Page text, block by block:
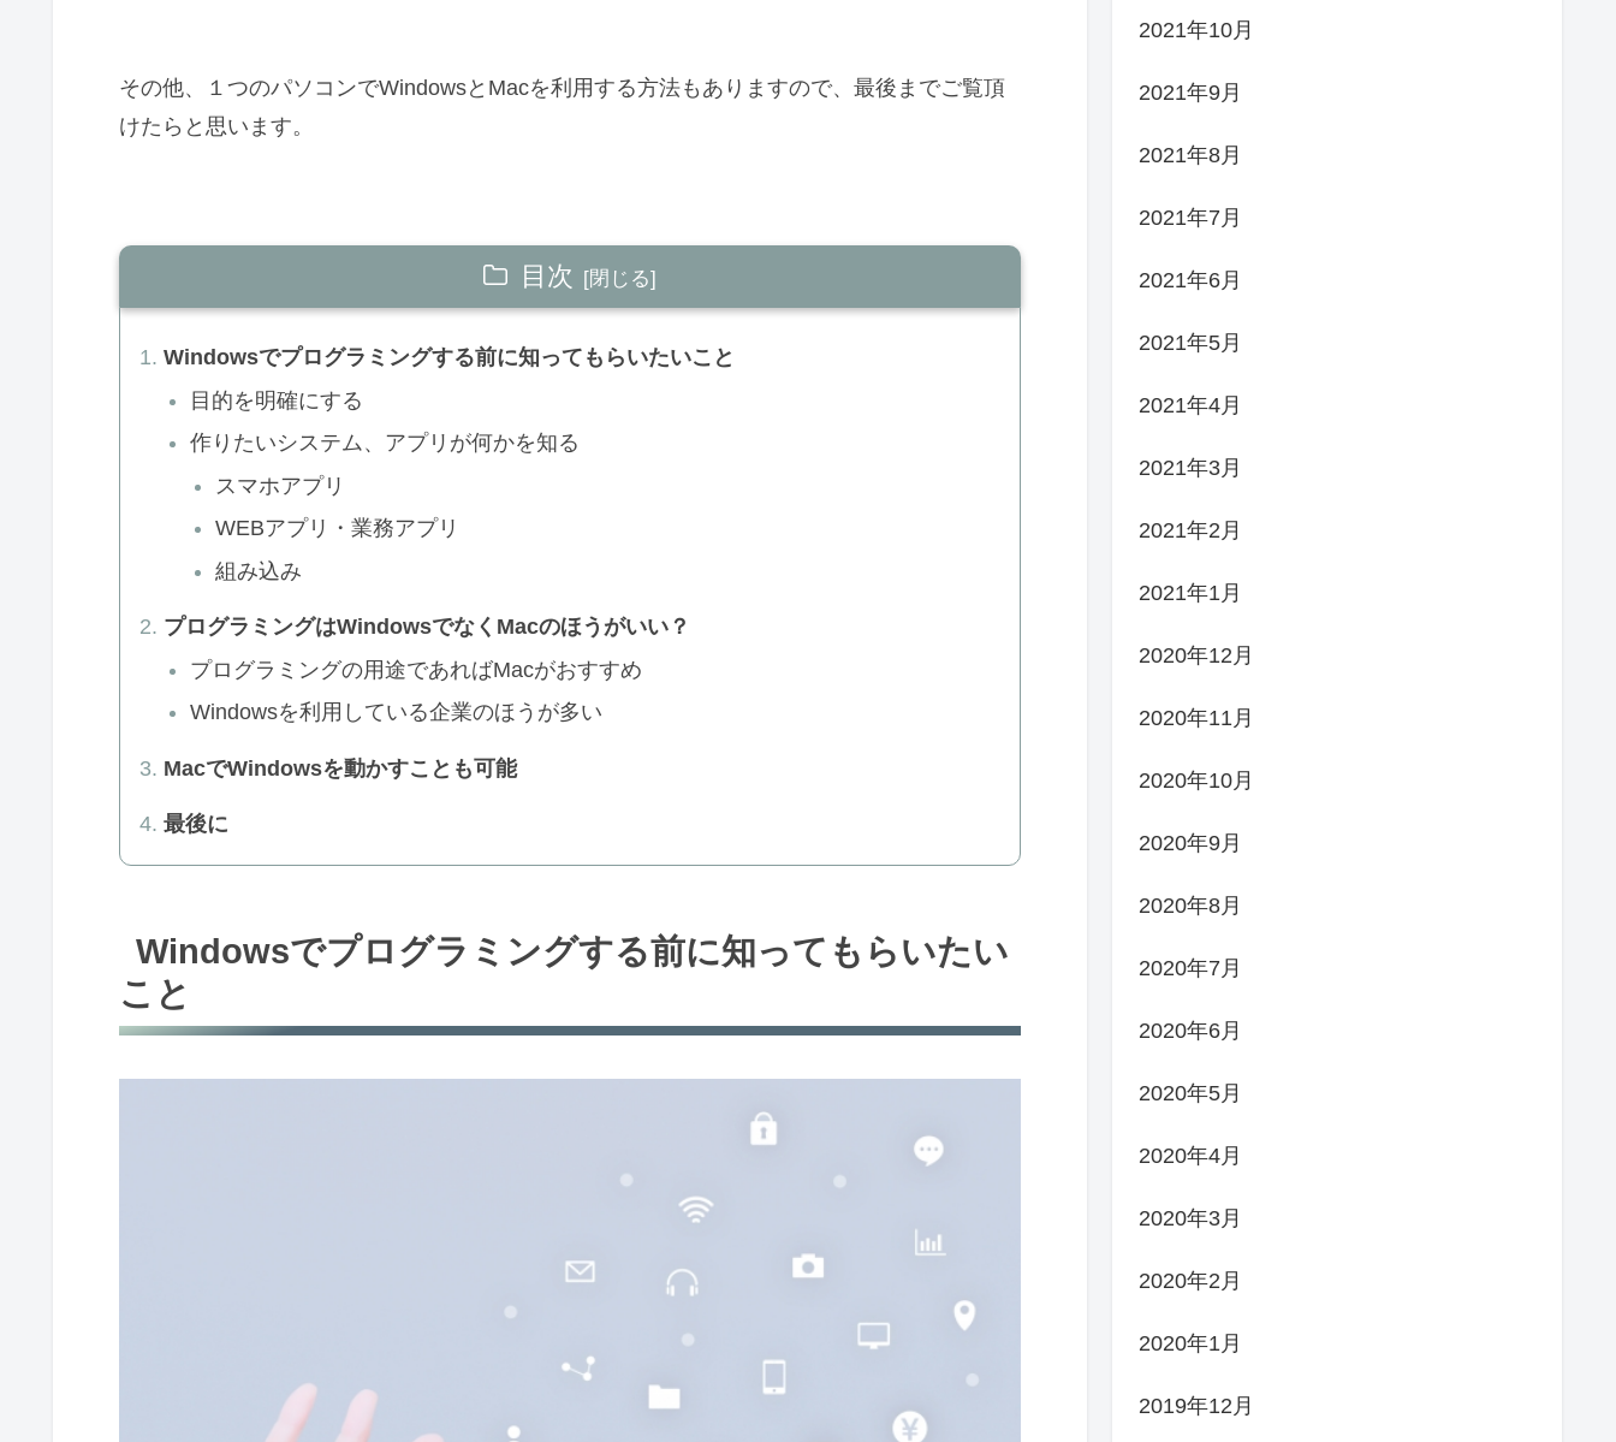
その他、１つのパソコンでWindowsとMacを利用する方法もありますので、最後までご覧頂
けたらと思います。
目次
Windowsでプログラミングする前に知ってもらいたいこと
目的を明確にする
作りたいシステム、アプリが何かを知る
スマホアプリ
WEBアプリ・業務アプリ
組み込み
プログラミングはWindowsでなくMacのほうがいい？
プログラミングの用途であればMacがおすすめ
Windowsを利用している企業のほうが多い
MacでWindowsを動かすことも可能
最後に
Windowsでプログラミングする前に知ってもらいたい
こと
2021年10月
2021年9月
2021年8月
2021年7月
2021年6月
2021年5月
2021年4月
2021年3月
2021年2月
2021年1月
2020年12月
2020年11月
2020年10月
2020年9月
2020年8月
2020年7月
2020年6月
2020年5月
2020年4月
2020年3月
2020年2月
2020年1月
2019年12月